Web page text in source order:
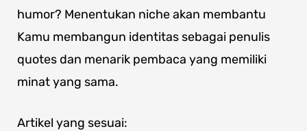
humor? Menentukan niche akan membantu
Kamu membangun identitas sebagai penulis
quotes dan menarik pembaca yang memiliki
minat yang sama.
Artikel yang sesuai: